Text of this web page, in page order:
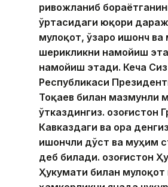
ривожланиб
ўртасидаги юқори
мулоқот, ўзаро ишонч ва
шерикликни намойиш
намойиш этади. Кеча Сиз
Республикаси
Тоқаев билан мазмунли
ўтказдингиз. Қозоғистон
Кавказдаги ва Қора
ишончли дўст ва муҳим
деб билади. Қозоғистон
Ҳукумати билан мулоқот